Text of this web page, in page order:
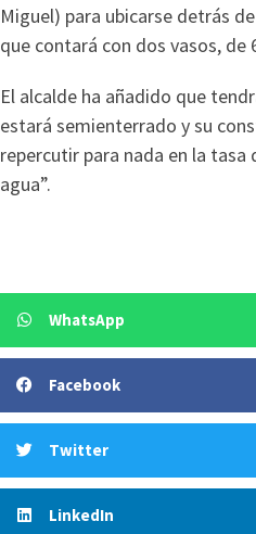
Miguel) para ubicarse detrás
que contará con dos vasos, de
El alcalde ha añadido que
estará semienterrado y su
repercutir para nada en la tasa
agua”.
WhatsApp
Facebook
Twitter
LinkedIn